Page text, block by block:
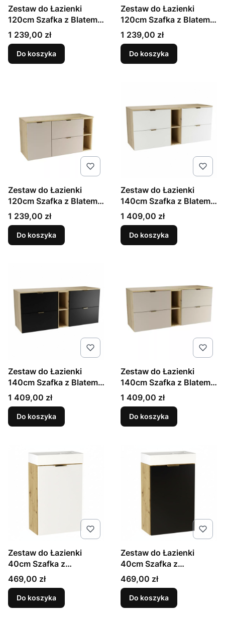
Zestaw do Łazienki
120cm Szafka z Blatem
Szafka z Koszem Regał
Dąb Artisan / Biały Orio
Cena
1 239,00 zł
Do koszyka
Zestaw do Łazienki
120cm Szafka z Blatem
Szafka z Koszem Regał
Dąb Artisan / Czarny
Orio
Cena
1 239,00 zł
Do koszyka
Zestaw do Łazienki
120cm Szafka z Blatem
Szafka z Koszem Regał
Dąb Artisan / Kaszmir
Orio
Cena
1 239,00 zł
Do koszyka
Zestaw do Łazienki
140cm Szafka z Blatem i
Regałem Dąb Artisan /
Biały Orio
Cena
1 409,00 zł
Do koszyka
Zestaw do Łazienki
140cm Szafka z Blatem i
Regałem Dąb Artisan /
Czarny Orio
Cena
1 409,00 zł
Do koszyka
Zestaw do Łazienki
140cm Szafka z Blatem i
Regałem Dąb Artisan /
Kaszmir Orio
Cena
1 409,00 zł
Do koszyka
Zestaw do Łazienki
40cm Szafka z
Umywalką 1 Drzwi Dąb
Artisan / Biały Orio
Cena
469,00 zł
Do koszyka
Zestaw do Łazienki
40cm Szafka z
Umywalką 1 Drzwi Dąb
Artisan / Czarny Orio
Cena
469,00 zł
Do koszyka